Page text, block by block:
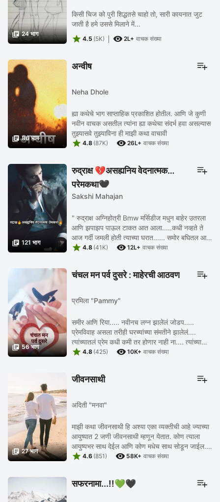
 24 भाग
किसी चिज को पुरी शिद्धतसे चाहो तो, सारी कायनात जुट
जाती है हमे उससे मिलाने में...
 4.5 (5K)  2L+ वाचक संख्या
 86 भाग
अन्वीष
Neha Dhole
ह्या कथेचे भाग साप्ताहिक प्रकाशित होतील. आणि जे कुणी
नवीन वाचक असतील त्यांना ह्या कथेचा संदर्भ हवा असल्यास
तुझ्यासवे तुझ्याविना ही माझी कथा वाचावी
 4.8 (87K)  26L+ वाचक संख्या
 121 भाग
रुद्राक्ष 💔असह्यनिय वेदनात्मक
प्रेमकथा🖤
Sakshi Mahajan
" रुद्राक्ष अग्निहोत्री Bmw मर्सिडीज मधुन बाहेर उतरला
आणि झपाझप पाऊल टाकत आत आला.....कधी नव्हते ते
आज गर्दी जमली होती त्याच्या घरात...... समोर बघितल आणि
शांत चलत त्या भल्यामोठ्या हॉल मध्ये ...
 4.8 (41K)  12L+ वाचक संख्या
 56 भाग
चंचल मन पर्व दुसरे : माहेरची आठवण
प्रमिला "Pammy"
समीर आणि रिया..... नवीनच लग्न झालेलं जोडप.....
प्रेमविवाह असला तरीही घरच्यांच्या संमतीने झालेलं....
त्यांच्यातलं प्रेम कधी कमी तर होणार नाही ना.... त्यांच्या
आयुष्यात कोणी नवीन व्यक्ती आला तर.... ...
 4.8 (425)  10K+ वाचक संख्या
 27 भाग
जीवनसाथी
अदिती "मनवा"
माझी कथा जीवनसाथी हि अश्या एका व्यक्तीची आहे ज्याच्या
आयुष्यात 2 जणी जीवनसाथी म्हणून येतात. कोण त्याला
आयुष्यभर साथ देईल आणि कोण मधेच साथ सोडून जाईल. हे
ह्या कथेतुन हळूहळू उलगडत जाईल.
 4.6 (851)  58K+ वाचक संख्या
सफरनामा...!!💚🖤